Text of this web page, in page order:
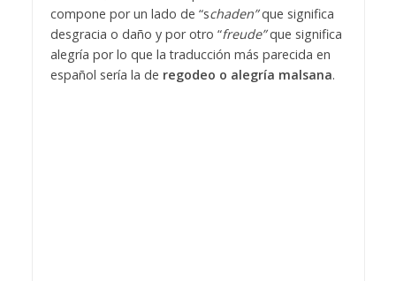
compone por un lado de “schaden”que significa
desgracia o daño y por otro “freude”que significa
alegría por lo que la traducción más parecida en
español sería la de regodeo o alegría malsana.